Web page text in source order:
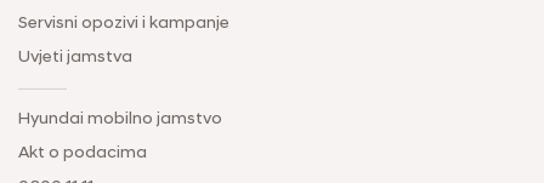
Servisni opozivi i kampanje
Uvjeti jamstva
Hyundai mobilno jamstvo
Akt o podacima